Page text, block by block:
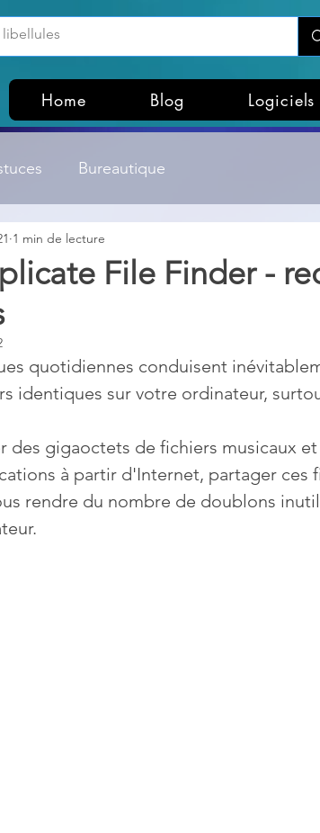
Home Blog Logiciels
Bureautique
Windows
de fichiers
& Photoshop
jour Multimedia Navigateurs
Photographie
File Finder -
1 min de lecture
quotidiennes conduisent
identiques sur votre ordinateur,
des gigaoctets de fichiers musicaux
à partir d'Internet, partager ces
rendre du nombre de doublons